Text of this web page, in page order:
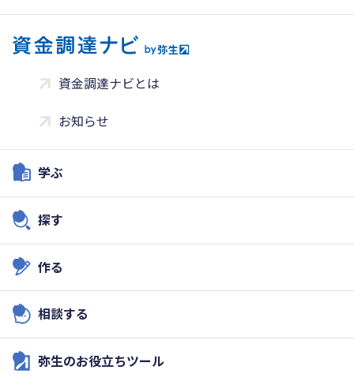
資金調達ナビとは
お知らせ
学ぶ
探す
作る
相談する
弥生のお役立ちツール